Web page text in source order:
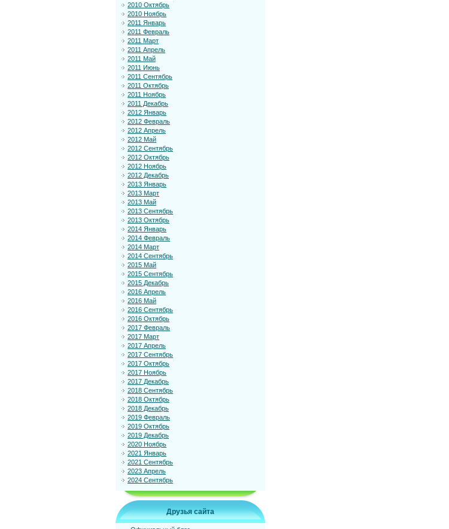
2010 Октябрь
2010 Ноябрь
2011 Январь
2011 Февраль
2011 Март
2011 Апрель
2011 Май
2011 Июнь
2011 Сентябрь
2011 Октябрь
2011 Ноябрь
2011 Декабрь
2012 Январь
2012 Февраль
2012 Апрель
2012 Май
2012 Сентябрь
2012 Октябрь
2012 Ноябрь
2012 Декабрь
2013 Январь
2013 Март
2013 Май
2013 Сентябрь
2013 Октябрь
2014 Январь
2014 Февраль
2014 Март
2014 Сентябрь
2015 Май
2015 Сентябрь
2015 Декабрь
2016 Апрель
2016 Май
2016 Сентябрь
2016 Октябрь
2017 Февраль
2017 Март
2017 Апрель
2017 Сентябрь
2017 Октябрь
2017 Ноябрь
2017 Декабрь
2018 Сентябрь
2018 Октябрь
2018 Декабрь
2019 Февраль
2019 Октябрь
2019 Декабрь
2020 Ноябрь
2021 Январь
2021 Сентябрь
2023 Апрель
2024 Сентябрь
Друзья сайта